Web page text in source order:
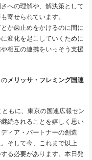
への理解や、解決策として
寄せられています。
か歯止めをかけるのに間に
変化を起こしていくために
相互の連携をいっそう支援
メリッサ・フレミング国連
ともに、東京の国連広報セン
続されることを嬉しく思い
ィア・パートナーの創造
そして今、これまで以上
る必要があります。本日発